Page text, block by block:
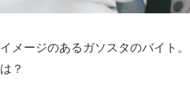
メージのあるガソスタのバイト
？